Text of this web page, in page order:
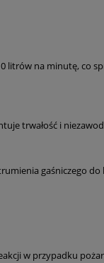
litrów na minutę, co
trwałość i
gaśniczego
w przypadku